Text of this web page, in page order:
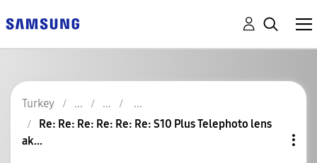
Turkey
Re: Re: Re: Re: Re: Re: S10 Plus Telephoto lens
ak...